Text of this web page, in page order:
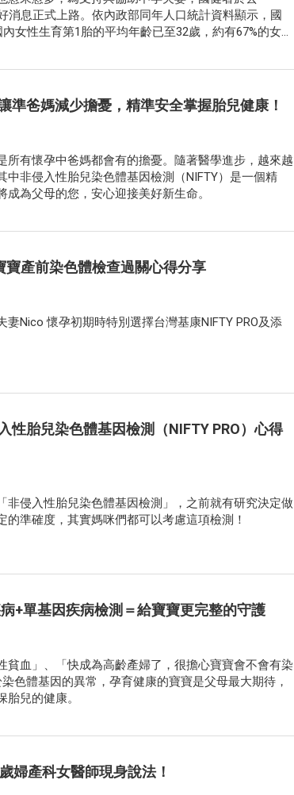
消息正式上路。依內政部同年人口統計資料顯示，國
女性生育第1胎的平均年齡已至32歲，約有67%的女性
準爸媽減少擔憂，精準安全掌握胎兒健康！
有懷孕中爸媽都會有的擔憂。隨著醫學進步，越來越
非侵入性胎兒染色體基因檢測（NIFTY）是一個精
為父母的您，安心迎接美好新生命。
產前染色體檢查過關心得分享
Nico 懷孕初期時特別選擇台灣基康NIFTY PRO及添
性胎兒染色體基因檢測（NIFTY PRO）心得
侵入性胎兒染色體基因檢測」，之前就有研究決定做
準確度，其實媽咪們都可以考慮這項檢測！
+單基因疾病檢測＝給寶寶更完整的守護
貧血」、「快成為高齡產婦了，很擔心寶寶會不會有染
色體基因的異常，孕育健康的寶寶是父母最大期待，
兒的健康。
婦產科女醫師現身說法！